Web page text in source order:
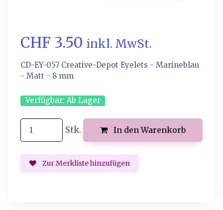
CHF 3.50 inkl. MwSt.
CD-EY-057 Creative-Depot Eyelets - Marineblau
- Matt - 8 mm
Verfügbar: Ab Lager
Stk. In den Warenkorb
Zur Merkliste hinzufügen